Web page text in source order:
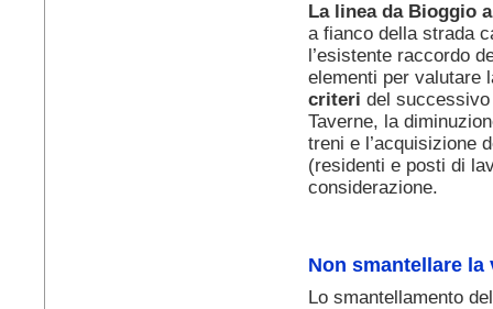
La linea da Bioggio
a fianco della strada
l’esistente raccordo
elementi per valutare
criteri del
Taverne, la
treni e l’acquisizione
(residenti e posti di
considerazione.
Non smantellare la
Lo smantellamento